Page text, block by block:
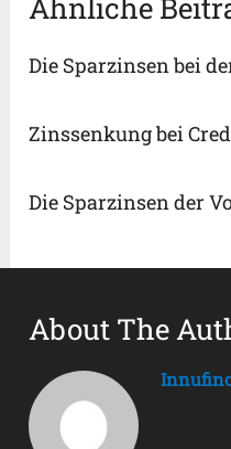
Ähnliche
Die Sparzinsen bei
Zinssenkung bei
Die Sparzinsen der
About The